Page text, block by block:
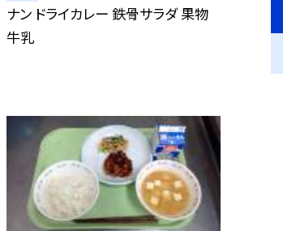
ナン ドライカレー 鉄骨サラダ 果物
牛乳